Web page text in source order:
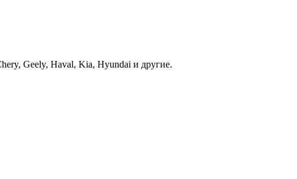
Geely, Haval, Kia, Hyundai и другие.